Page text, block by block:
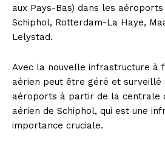
aux Pays-Bas) dans les aéroports
Schiphol, Rotterdam-La Haye,
Lelystad.
Avec la nouvelle infrastructure à
aérien peut être géré et surveillé
aéroports à partir de la centrale
aérien de Schiphol, qui est une
importance cruciale.